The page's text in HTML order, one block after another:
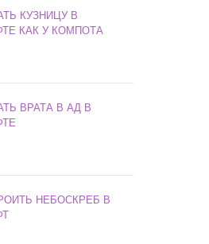
КУЗНИЦУ В
КАК У КОМПОТА
ВРАТА В АД В
НЕБОСКРЕБ В